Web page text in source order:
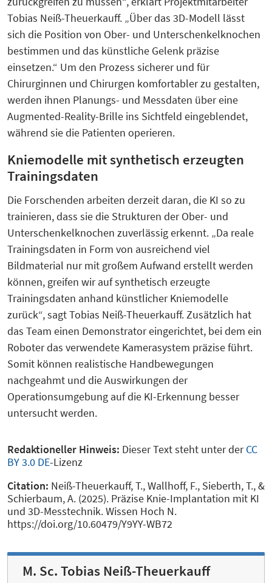
Tobias Neiß-Theuerkauff. „Über das 3D-Modell lässt
sich die Position von Ober- und Unterschenkelknochen
bestimmen und das künstliche Gelenk präzise
einsetzen.“ Um den Prozess sicherer und für
Chirurginnen und Chirurgen komfortabler zu gestalten,
werden ihnen Planungs- und Messdaten über eine
Augmented-Reality-Brille ins Sichtfeld eingeblendet,
während sie die Patienten operieren.
Kniemodelle mit synthetisch erzeugten
Trainingsdaten
Die Forschenden arbeiten derzeit daran, die KI so zu
trainieren, dass sie die Strukturen der Ober- und
Unterschenkelknochen zuverlässig erkennt. „Da reale
Trainingsdaten in Form von ausreichend viel
Bildmaterial nur mit großem Aufwand erstellt werden
können, greifen wir auf synthetisch erzeugte
Trainingsdaten anhand künstlicher Kniemodelle
zurück“, sagt Tobias Neiß-Theuerkauff. Zusätzlich hat
das Team einen Demonstrator eingerichtet, bei dem ein
Roboter das verwendete Kamerasystem präzise führt.
Somit können realistische Handbewegungen
nachgeahmt und die Auswirkungen der
Operationsumgebung auf die KI-Erkennung besser
untersucht werden.
Redaktioneller Hinweis: Dieser Text steht unter derCC
BY 3.0 DE-Lizenz
Citation: Neiß-Theuerkauff, T., Wallhoff, F., Sieberth, T., &
Schierbaum, A. (2025). Präzise Knie-Implantation mit KI
und 3D-Messtechnik. Wissen Hoch N.
https://doi.org/10.60479/Y9YY-WB72
M. Sc. Tobias Neiß-Theuerkauff